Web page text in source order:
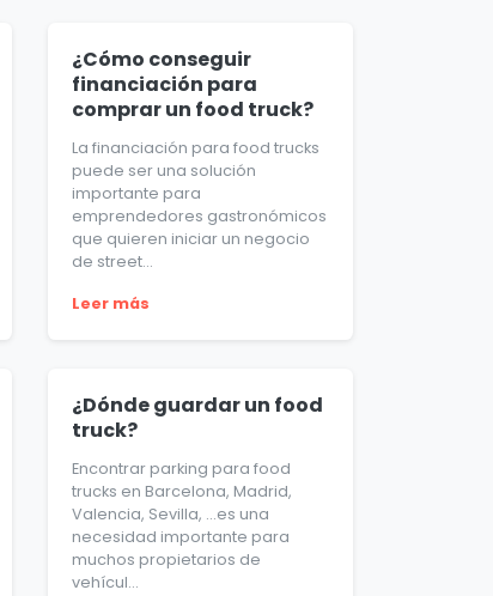
¿Cómo conseguir
financiación para
comprar un food truck?
La financiación para food trucks
puede ser una solución
importante para
emprendedores gastronómicos
que quieren iniciar un negocio
de street...
Leer más
¿Dónde guardar un food
truck?
Encontrar parking para food
trucks en Barcelona, Madrid,
Valencia, Sevilla, …es una
necesidad importante para
muchos propietarios de
vehícul...